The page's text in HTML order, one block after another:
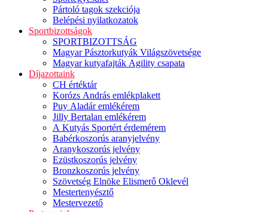
Pártoló tagok szekciója
Belépési nyilatkozatok
Sportbizottságok
SPORTBIZOTTSÁG
Magyar Pásztorkutyák Világszövetsége
Magyar kutyafajták Agility csapata
Díjazottaink
CH értéktár
Korózs András emlékplakett
Puy Aladár emlékérem
Jilly Bertalan emlékérem
A Kutyás Sportért érdemérem
Babérkoszorús aranyjelvény
Aranykoszorús jelvény
Ezüstkoszorús jelvény
Bronzkoszorús jelvény
Szövetség Elnöke Elismerő Oklevél
Mestertenyésztő
Mestervezető